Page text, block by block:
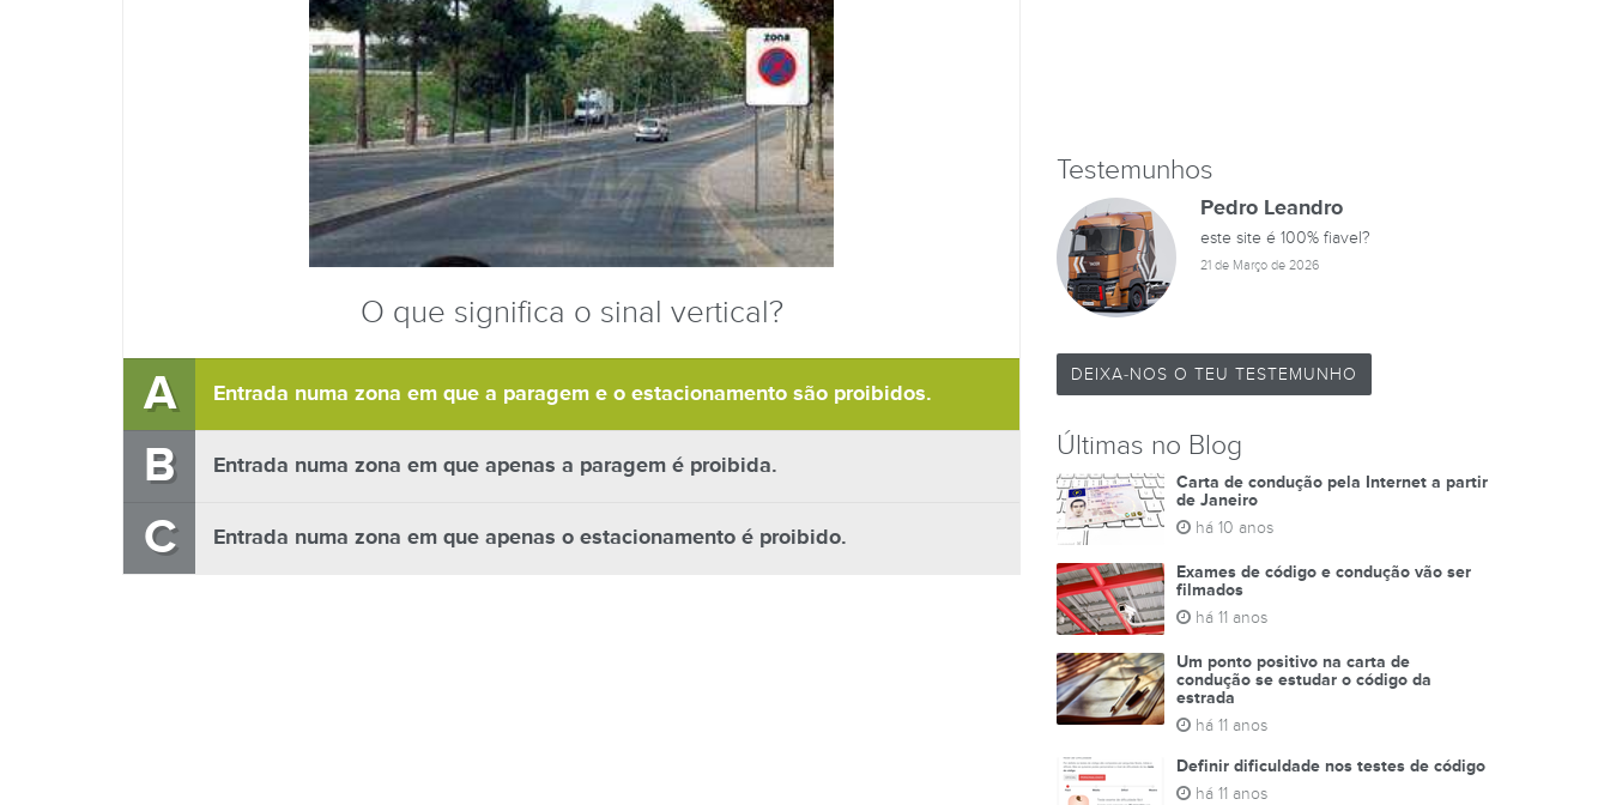
O que significa o sinal vertical?
A Entrada numa zona em que a paragem e o estacionamento são proibidos.
B Entrada numa zona em que apenas a paragem é proibida.
C Entrada numa zona em que apenas o estacionamento é proibido.
Testemunhos
Pedro Leandro
este site é 100% fiavel?
21 de Março de 2026
DEIXA-NOS O TEU TESTEMUNHO
Últimas no Blog
Carta de condução pela Internet a partir
de Janeiro
há 10 anos
Exames de código e condução vão ser
filmados
há 11 anos
Um ponto positivo na carta de
condução se estudar o código da
estrada
há 11 anos
Definir dificuldade nos testes de código
há 11 anos